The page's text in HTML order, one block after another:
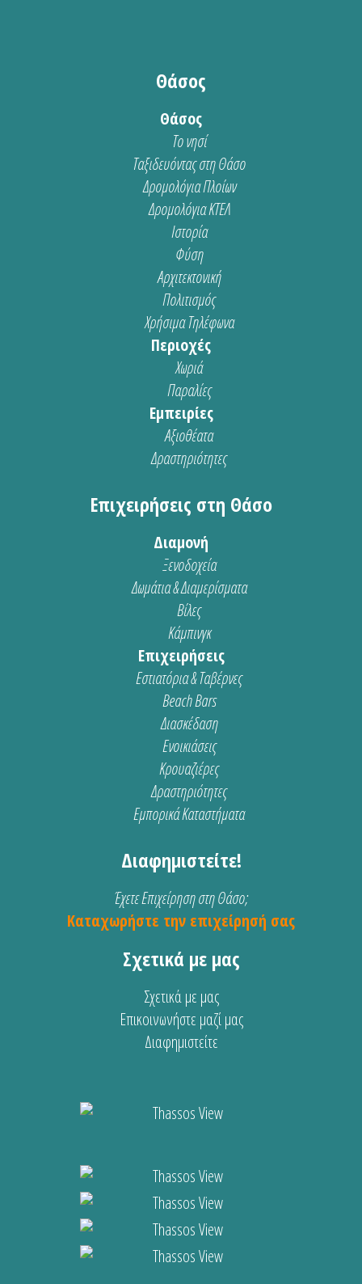
Θάσος
Θάσος
Το νησί
Ταξιδευόντας στη Θάσο
Δρομολόγια Πλοίων
Δρομολόγια ΚΤΕΛ
Ιστορία
Φύση
Αρχιτεκτονική
Πολιτισμός
Χρήσιμα Τηλέφωνα
Περιοχές
Χωριά
Παραλίες
Εμπειρίες
Αξιοθέατα
Δραστηριότητες
Επιχειρήσεις στη Θάσο
Διαμονή
Ξενοδοχεία
Δωμάτια & Διαμερίσματα
Βίλες
Κάμπινγκ
Επιχειρήσεις
Εστιατόρια & Ταβέρνες
Beach Bars
Διασκέδαση
Ενοικιάσεις
Κρουαζιέρες
Δραστηριότητες
Εμπορικά Καταστήματα
Διαφημιστείτε!
Έχετε Επιχείρηση στη Θάσο;
Καταχωρήστε την επιχείρησή σας
Σχετικά με μας
Σχετικά με μας
Επικοινωνήστε μαζί μας
Διαφημιστείτε